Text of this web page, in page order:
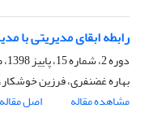
رابطه ابقای مدیریتی
دوره 2، شماره 15، پاییز 1398، صفحه
بهاره غضنفری، فرزین
مشاهده مقاله
اصل مقاله